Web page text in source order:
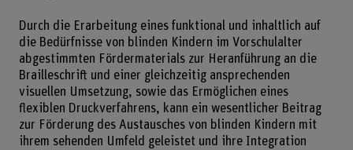
Durch die Erarbeitung eines funktional und inhaltlich auf
die Bedürfnisse von blinden Kindern im Vorschulalter
abgestimmten Fördermaterials zur Heranführung an die
Brailleschrift und einer gleichzeitig ansprechenden
visuellen Umsetzung, sowie das Ermöglichen eines
flexiblen Druckverfahrens, kann ein wesentlicher Beitrag
zur Förderung des Austausches von blinden Kindern mit
ihrem sehenden Umfeld geleistet und ihre Integration